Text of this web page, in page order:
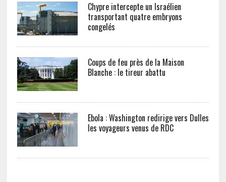
Chypre intercepte un Israélien
transportant quatre embryons
congelés
Coups de feu près de la Maison
Blanche : le tireur abattu
Ebola : Washington redirige vers Dulles
les voyageurs venus de RDC